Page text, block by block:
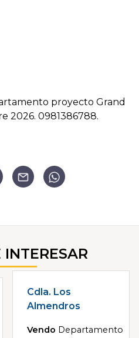
proyecto Grand
2026. 0981386788.
Cdla. Los
Almendros
Vendo Departamento